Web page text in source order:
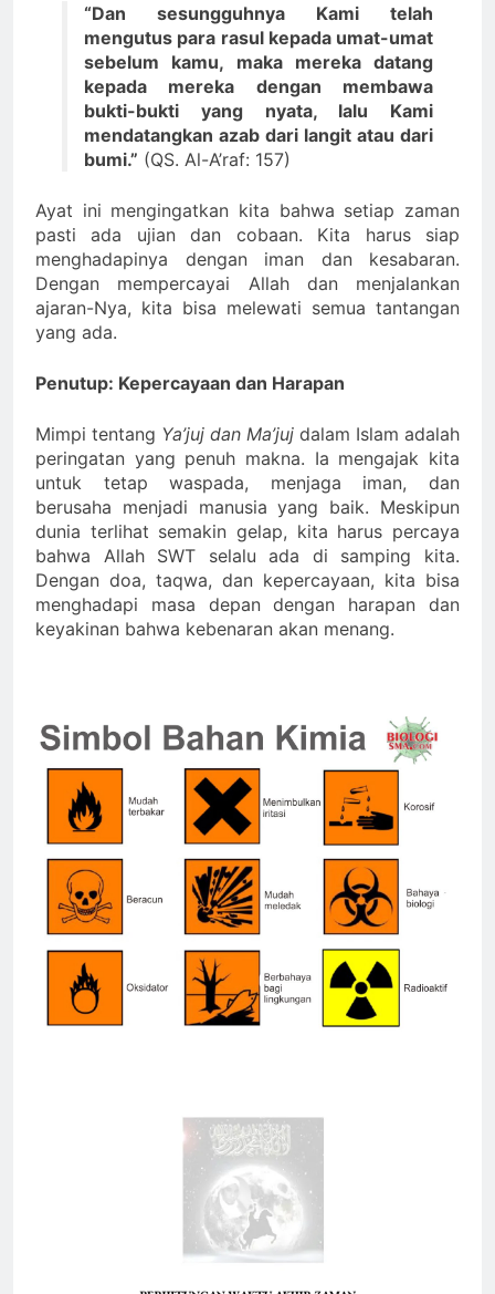
“Dan sesungguhnya Kami telah
mengutus para rasul kepada umat-umat
sebelum kamu, maka mereka datang
kepada mereka dengan membawa
bukti-bukti yang nyata, lalu Kami
mendatangkan azab dari langit atau dari
bumi.” (QS. Al-A’raf: 157)
Ayat ini mengingatkan kita bahwa setiap zaman
pasti ada ujian dan cobaan. Kita harus siap
menghadapinya dengan iman dan kesabaran.
Dengan mempercayai Allah dan menjalankan
ajaran-Nya, kita bisa melewati semua tantangan
yang ada.
Penutup: Kepercayaan dan Harapan
Mimpi tentang Ya’juj dan Ma’juj dalam Islam adalah
peringatan yang penuh makna. Ia mengajak kita
untuk tetap waspada, menjaga iman, dan
berusaha menjadi manusia yang baik. Meskipun
dunia terlihat semakin gelap, kita harus percaya
bahwa Allah SWT selalu ada di samping kita.
Dengan doa, taqwa, dan kepercayaan, kita bisa
menghadapi masa depan dengan harapan dan
keyakinan bahwa kebenaran akan menang.